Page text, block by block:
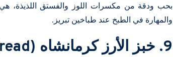
بحب ودقة من مكسرات اللوز والفستق اللذيذة،
والمهارة في الطبخ عند طباخين تبريز.
9. خبز الأرز كرمانشاه (Kermanshah Rice Bread)